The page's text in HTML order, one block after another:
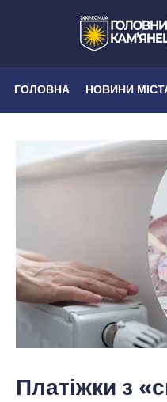
ГОЛОВНА НОВИНИ
Платіжки з